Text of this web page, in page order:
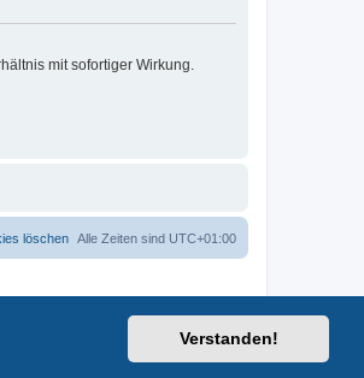
Verstanden!
mit sofortiger Wirkung.
Alle Zeiten sind UTC+01:00
löschen